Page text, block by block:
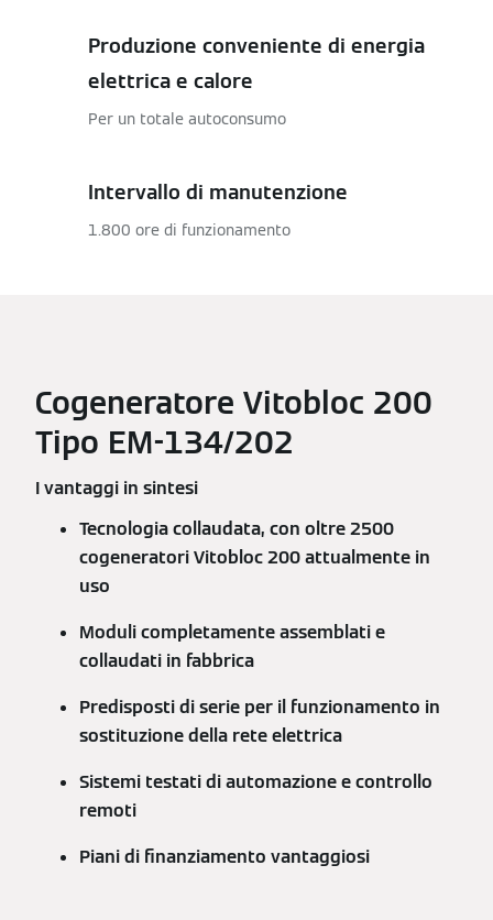
Produzione conveniente di energia
elettrica e calore
Per un totale autoconsumo
Intervallo di manutenzione
1.800 ore di funzionamento
Cogeneratore Vitobloc 200
Tipo EM-134/202
I vantaggi in sintesi
Tecnologia collaudata, con oltre 2500
cogeneratori Vitobloc 200 attualmente in
uso
Moduli completamente assemblati e
collaudati in fabbrica
Predisposti di serie per il funzionamento in
sostituzione della rete elettrica
Sistemi testati di automazione e controllo
remoti
Piani di finanziamento vantaggiosi